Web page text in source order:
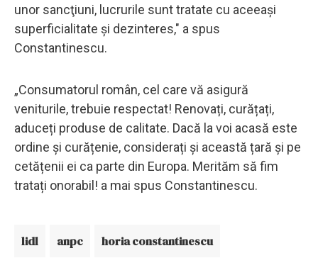
unor sancţiuni, lucrurile sunt tratate cu aceeaşi
superficialitate şi dezinteres," a spus
Constantinescu.
„Consumatorul român, cel care vă asigură
veniturile, trebuie respectat! Renovați, curățați,
aduceți produse de calitate. Dacă la voi acasă este
ordine și curățenie, considerați și această țară și pe
cetățenii ei ca parte din Europa. Merităm să fim
tratați onorabil! a mai spus Constantinescu.
lidl anpc horia constantinescu